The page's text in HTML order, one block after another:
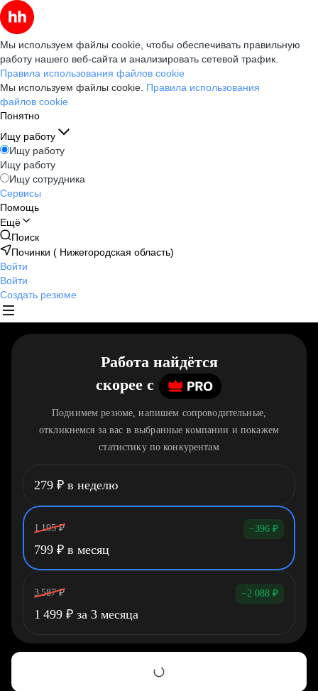
Мы используем файлы cookie, чтобы обеспечивать правильную
работу нашего веб-сайта и анализировать сетевой трафик.
Правила использования файлов cookie
Мы используем файлы cookie. Правила использования
файлов cookie
Понятно
Ищу работу
Ищу работу
Ищу работу
Ищу сотрудника
Сервисы
Помощь
Ещё
Поиск
Починки ( Нижегородская область)
Войти
Войти
Создать резюме
Работа найдётся
скорее c
Поднимем резюме, напишем сопроводительные,
откликнемся за вас в выбранные компании и покажем
статистику по конкурентам
279 ₽ в неделю
1 195 ₽ −396 ₽
799 ₽ в месяц
3 587 ₽ −2 088 ₽
1 499 ₽ за 3 месяца